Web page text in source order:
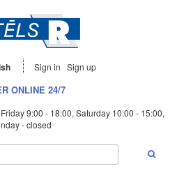
Sign in Sign up
ONLINE 24/7
9:00 - 18:00, Saturday 10:00 - 15:00,
- closed